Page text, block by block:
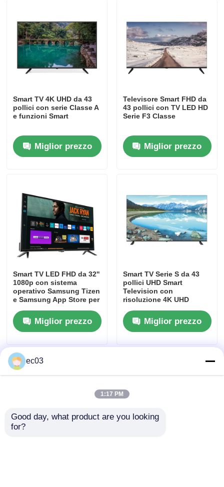
Casa.
Smart TV 4K UHD da 43
pollici con serie Classe A
e funzioni Smart
Miglior prezzo
Televisore Smart FHD da
43 pollici con TV LED HD
Serie F3 Classe
Miglior prezzo
Smart TV LED FHD da 32''
1080p con sistema
operativo Samsung Tizen
e Samsung App Store per
Miglior prezzo
Smart TV Serie S da 43
pollici UHD Smart
Television con
risoluzione 4K UHD
Miglior prezzo
ec03
1:17 PM
Good day, what product are you looking
for?